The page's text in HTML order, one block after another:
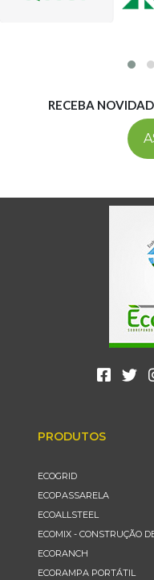
RECEBA
PRODUTOS
ECOGRID
ECOPASSARELA
ECOALLSTEEL
ECOMIX - CONSTRUÇÃO
ECORANCH
ECORAMPA PORTÁTIL